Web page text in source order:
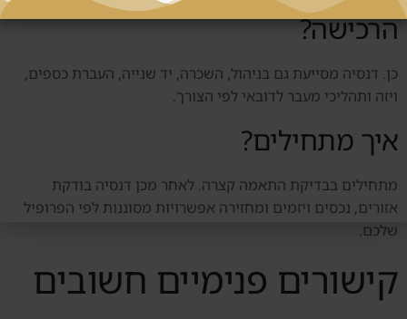
הרכישה?
כן. דנסיה מסייעת גם בניהול, השכרה, יד שנייה, העברת כספים,
ויזה ותהליכי מעבר לדובאי לפי הצורך.
איך מתחילים?
מתחילים בבדיקת התאמה קצרה. לאחר מכן דנסיה בודקת
אזורים, נכסים ויזמים ומחזירה אפשרויות מסוננות לפי הפרופיל
שלכם.
קישורים פנימיים חשובים